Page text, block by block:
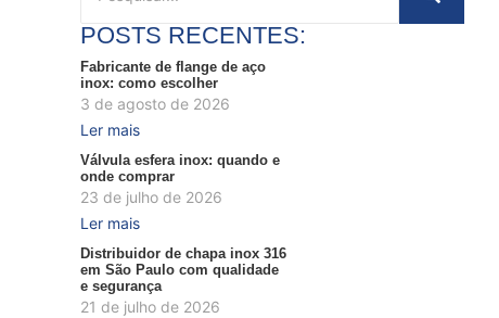
POSTS RECENTES:
Fabricante de flange de aço
inox: como escolher
3 de agosto de 2026
Ler mais
Válvula esfera inox: quando e
onde comprar
23 de julho de 2026
Ler mais
Distribuidor de chapa inox 316
em São Paulo com qualidade
e segurança
21 de julho de 2026